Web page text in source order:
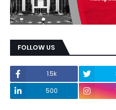
FOLLOW US
1.5k
500